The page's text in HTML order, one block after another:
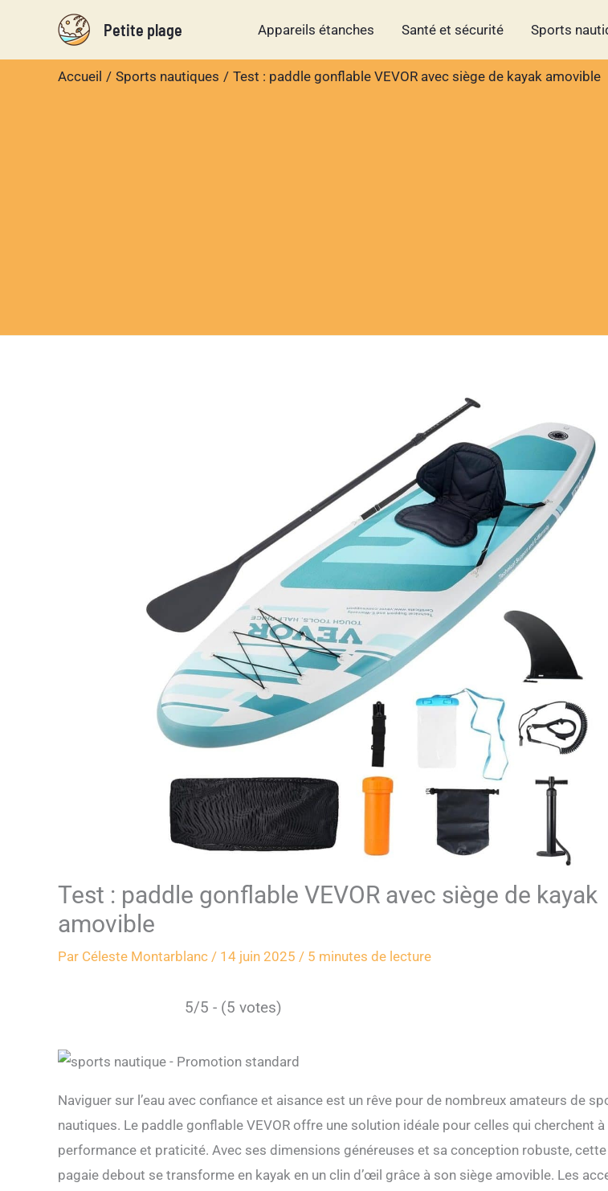
contenu
Petite plage Appareils étanches Santé et sécurité Sports
Accueil Sports nautiques Test : paddle gonflable VEVOR avec siège de kayak amovible
Test : paddle gonflable VEVOR avec siège de kayak
amovible
Par Céleste Montarblanc / 14 juin 2025 / 5 minutes de lecture
5/5 - (5 votes)
Naviguer sur l’eau avec confiance et aisance est un rêve pour de nombreux amateurs de
nautiques. Le paddle gonflable VEVOR offre une solution idéale pour celles qui cherchent à
performance et praticité. Avec ses dimensions généreuses et sa conception robuste,
pagaie debout se transforme en kayak en un clin d’œil grâce à son siège amovible. Les